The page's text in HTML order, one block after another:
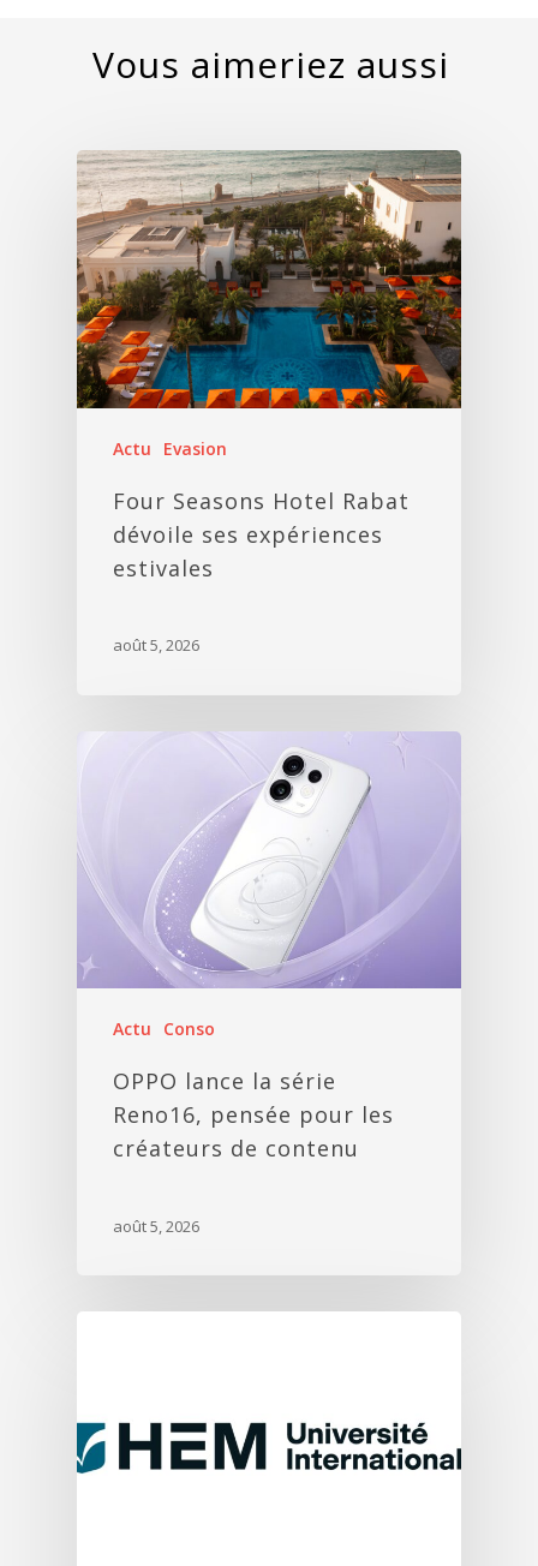
Actu Evasion
Four Seasons Hotel Rabat
dévoile ses expériences
estivales
août 5, 2026
Actu Conso
OPPO lance la série
Reno16, pensée pour les
créateurs de contenu
août 5, 2026